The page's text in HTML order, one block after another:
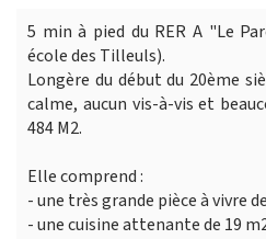
5 min à pied du RER A "Le
école des Tilleuls).
Longère du début du 20ème
calme, aucun vis-à-vis et
484 M2.
Elle comprend :
- une très grande pièce à vivre
- une cuisine attenante de 19